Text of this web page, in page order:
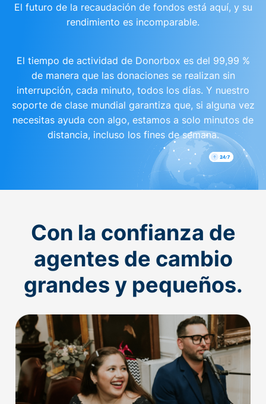
El futuro de la recaudación de fondos está aquí, y su
rendimiento es incomparable.
El tiempo de actividad de Donorbox es del 99,99 %
de manera que las donaciones se realizan sin
interrupción, cada minuto, todos los días. Y nuestro
soporte de clase mundial garantiza que, si alguna vez
necesitas ayuda con algo, estamos a solo minutos de
distancia, incluso los fines de semana.
Con la confianza de
agentes de cambio
grandes y pequeños.